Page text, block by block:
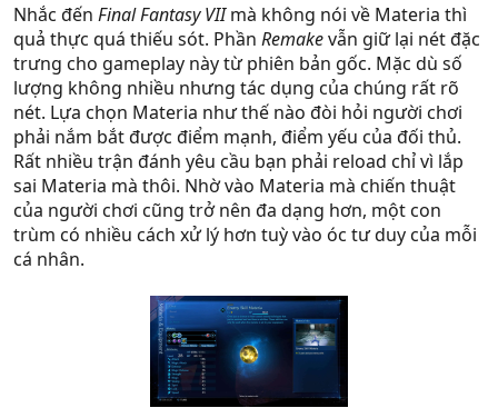
Nhắc đến Final Fantasy VIImà không nói về Materia thì
quả thực quá thiếu sót. Phần Remakevẫn giữ lại nét đặc
trưng cho gameplay này từ phiên bản gốc. Mặc dù số
lượng không nhiều nhưng tác dụng của chúng rất rõ
nét. Lựa chọn Materia như thế nào đòi hỏi người chơi
phải nắm bắt được điểm mạnh, điểm yếu của đối thủ.
Rất nhiều trận đánh yêu cầu bạn phải reload chỉ vì lắp
sai Materia mà thôi. Nhờ vào Materia mà chiến thuật
của người chơi cũng trở nên đa dạng hơn, một con
trùm có nhiều cách xử lý hơn tuỳ vào óc tư duy của mỗi
cá nhân.